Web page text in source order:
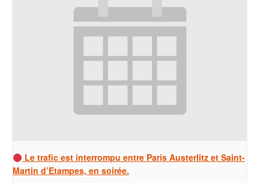
Le trafic est interrompu entre Paris Austerlitz et Saint-
Martin d’Etampes, en soirée.